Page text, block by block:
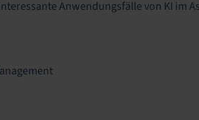
Anwendungsfälle von KI im